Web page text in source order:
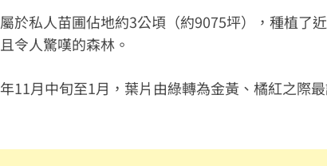
屬於私人苗圃佔地約3公頃（約9075坪），種植了
令人驚嘆的森林。
11月中旬至1月，葉片由綠轉為金黃、橘紅之際